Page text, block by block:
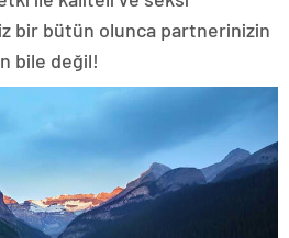
bir bütün olunca partnerinizin
bile değil!